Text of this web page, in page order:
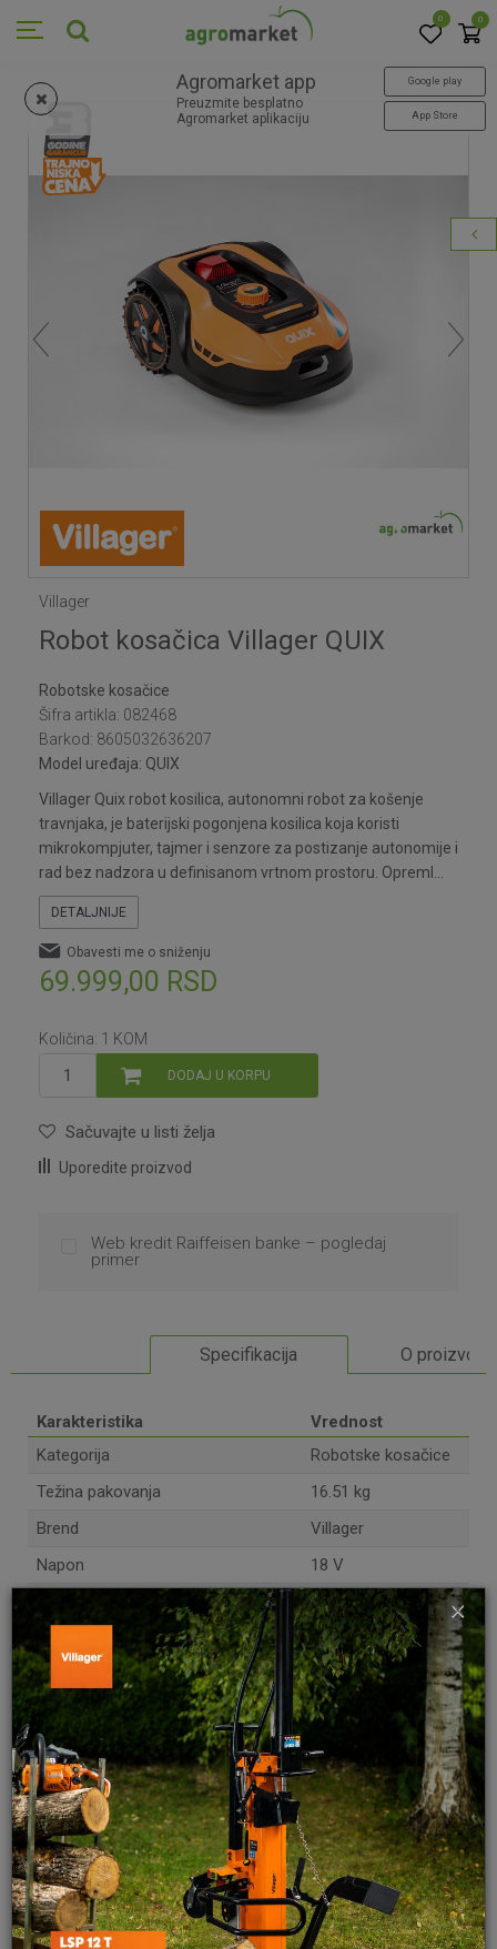
0 0
Agromarket app
Preuzmite besplatno
Agromarket aplikaciju
Google play
App Store
1 3 4 10 11
Villager
Robot kosačica Villager QUIX
Robotske kosačice
Šifra artikla: 082468
Barkod: 8605032636207
Model uređaja: QUIX
Villager Quix robot kosilica, autonomni robot za košenje
travnjaka, je baterijski pogonjena kosilica koja koristi
mikrokompjuter, tajmer i senzore za postizanje autonomije i
rad bez nadzora u definisanom vrtnom prostoru. Opreml
DETALJNIJE
69.999,00 RSD
Obavesti me o sniženju
Količina: 1 KOM
DODAJ U KORPU
Sačuvajte u listi želja
Uporedite proizvod
Web kredit Raiffeisen banke – pogledaj
primer
Specifikacija O proizvodu
Karakteristika
Vrednost
Kategorija
Robotske kosačice
Težina pakovanja
16.51 kg
Brend
Villager
Napon
18 V
Površina košenja - robot kosačice
1000 m²
Širina košenja - robot kosačice
180 mm
Visina košenja - robot kosačice
25 - 60 mm
Broj obrtaja - el./aku. uređaji
2800 rpm
Kapacitet baterije - el./aku. uređaji
5 Ah
Produžena garancija
3 godine
Maksimalni radni nagib
45% (22°)
Tip košenja
Nasumično košenje
Tip navođenja
Ogradna žica
Vreme trajanja (punjenja) baterije
100 min
×